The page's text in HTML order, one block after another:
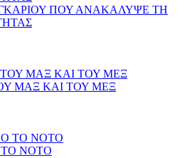
ΠΟΥ ΑΝΑΚΑΛΥΨΕ ΤΗ
ΜΑΞ ΚΑΙ ΤΟΥ ΜΕΞ
ΝΟΤΟ